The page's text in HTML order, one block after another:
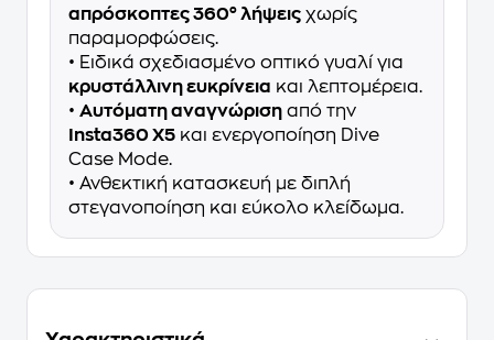
απρόσκοπτες 360° λήψεις χωρίς
παραμορφώσεις.
• Ειδικά σχεδιασμένο οπτικό γυαλί για
κρυστάλλινη ευκρίνεια και λεπτομέρεια.
• Αυτόματη αναγνώριση από την
Insta360 X5 και ενεργοποίηση Dive
Case Mode.
• Ανθεκτική κατασκευή με διπλή
στεγανοποίηση και εύκολο κλείδωμα.